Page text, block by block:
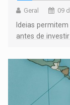
Geral 09
Ideias
antes de